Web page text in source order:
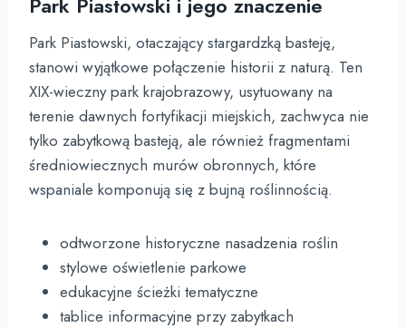
Park Piastowski, otaczający stargardzką basteję,
stanowi wyjątkowe połączenie historii z naturą. Ten
XIX-wieczny park krajobrazowy, usytuowany na
terenie dawnych fortyfikacji miejskich, zachwyca nie
tylko zabytkową basteją, ale również fragmentami
średniowiecznych murów obronnych, które
wspaniale komponują się z bujną roślinnością.
odtworzone historyczne nasadzenia roślin
stylowe oświetlenie parkowe
edukacyjne ścieżki tematyczne
tablice informacyjne przy zabytkach